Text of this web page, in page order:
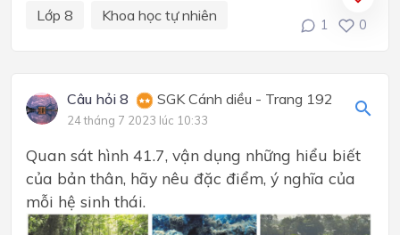
Lớp 8 Khoa học tự nhiên
1 0
Câu hỏi 8 SGK Cánh diều - Trang 192
24 tháng 7 2023 lúc 10:33
Quan sát hình 41.7, vận dụng những hiểu biết
của bản thân, hãy nêu đặc điểm, ý nghĩa của
mỗi hệ sinh thái.